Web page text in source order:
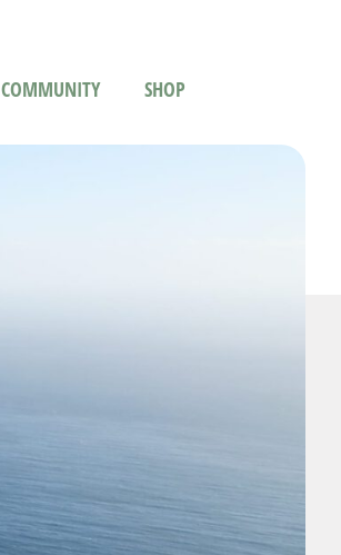
COMMUNITY SHOP